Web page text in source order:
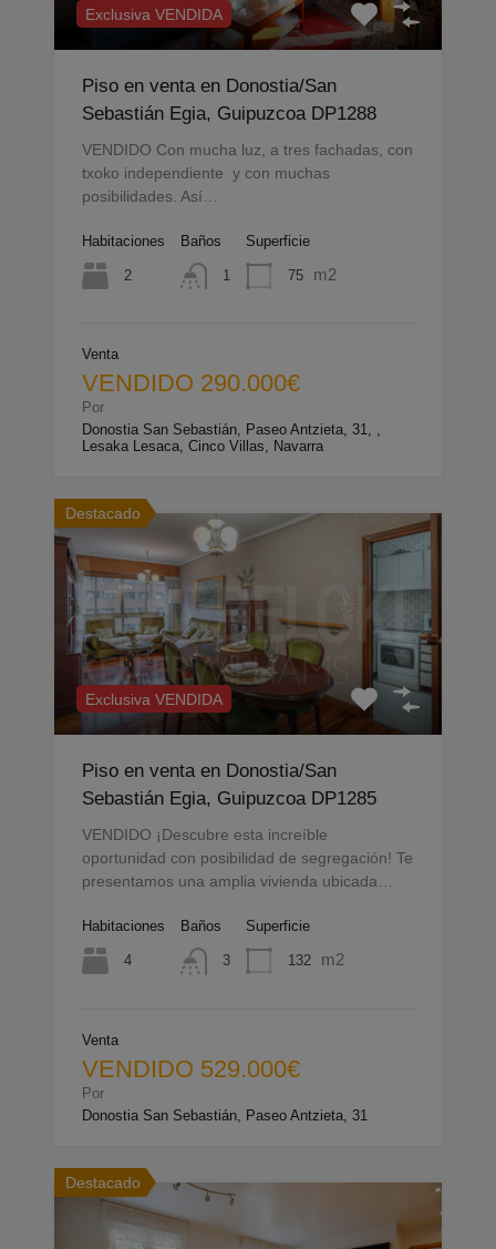
Exclusiva VENDIDA
Piso en venta en Donostia/San
Sebastián Egia, Guipuzcoa DP1288
VENDIDO Con mucha luz, a tres fachadas, con
txoko independiente y con muchas
posibilidades. Así…
Habitaciones
2
Baños
1
Superficie
75 m2
Venta
VENDIDO 290.000€
Por
Donostia San Sebastián, Paseo Antzieta, 31, ,
Lesaka Lesaca, Cinco Villas, Navarra
Destacado
Exclusiva VENDIDA
Piso en venta en Donostia/San
Sebastián Egia, Guipuzcoa DP1285
VENDIDO ¡Descubre esta increíble
oportunidad con posibilidad de segregación! Te
presentamos una amplia vivienda ubicada…
Habitaciones
4
Baños
3
Superficie
132 m2
Venta
VENDIDO 529.000€
Por
Donostia San Sebastián, Paseo Antzieta, 31
Destacado